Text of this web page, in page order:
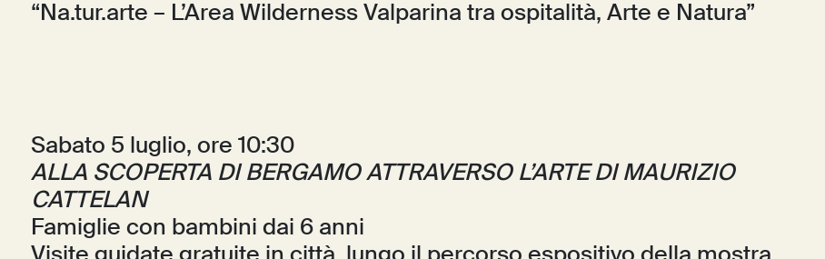
“Na.tur.arte – L’Area Wilderness Valparina tra ospitalità, Arte e Natura”
Sabato 5 luglio, ore 10:30
ALLA SCOPERTA DI BERGAMO ATTRAVERSO L’ARTE DI MAURIZIO
CATTELAN
Famiglie con bambini dai 6 anni